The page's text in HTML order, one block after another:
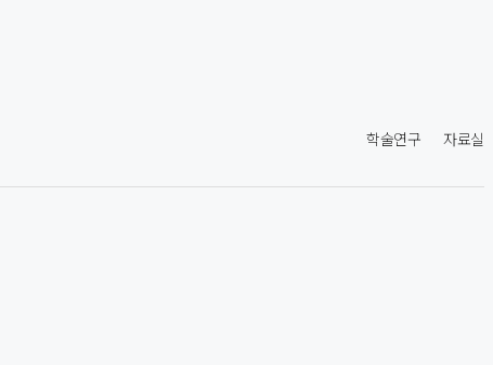
학술연구 자료실